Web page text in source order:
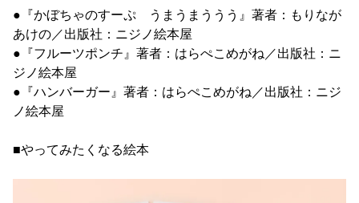
●『かぼちゃのすーぷ うまうまううう』著者：もりなが
あけの／出版社：ニジノ絵本屋
●『フルーツポンチ』著者：はらぺこめがね／出版社：ニ
ジノ絵本屋
●『ハンバーガー』著者：はらぺこめがね／出版社：ニジ
ノ絵本屋
■やってみたくなる絵本